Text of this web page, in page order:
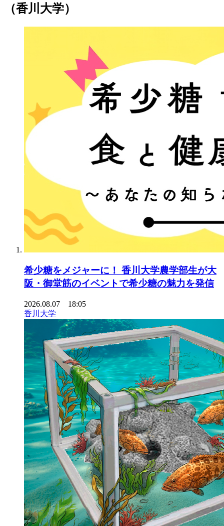
（香川大学）
希少糖をメジャーに！ 香川大学農学部生が大
阪・御堂筋のイベントで希少糖の魅力を発信
2026.08.07 18:05
香川大学